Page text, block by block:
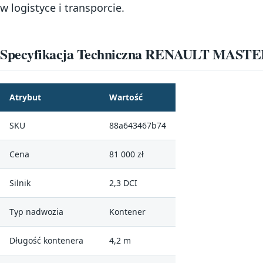
w logistyce i transporcie.
Specyfikacja Techniczna RENAULT
Atrybut Wartość
SKU 88a643467b74
Cena 81 000 zł
Silnik 2,3 DCI
Typ nadwozia Kontener
Długość kontenera 4,2 m